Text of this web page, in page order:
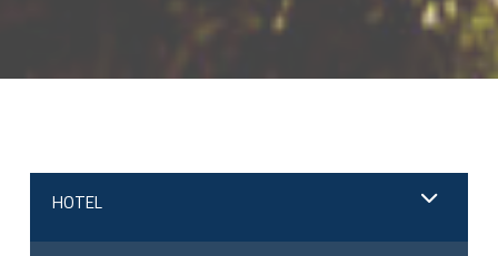
HOTEL